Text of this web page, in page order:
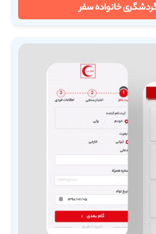
خانواده سفر